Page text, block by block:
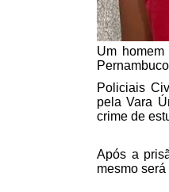
Um
Policiais
pela Vara
crime de
Após a
mesmo